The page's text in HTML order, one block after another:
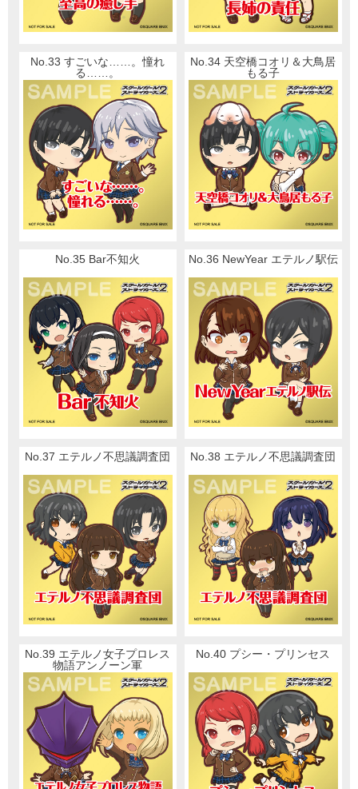
No.33 すごいな……。憧れ
る……。
No.34 天空橋コオリ＆大鳥居
もる子
No.35 Bar不知火 No.36 NewYear エテルノ駅伝
No.37 エテルノ不思議調査団 No.38 エテルノ不思議調査団
No.39 エテルノ女子プロレス
物語アンノーン軍
No.40 プシー・プリンセス